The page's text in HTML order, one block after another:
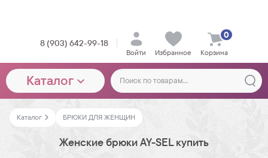
8 (903) 642-99-18
Войти Избранное Корзина
0
Каталог
Каталог БРЮКИ ДЛЯ ЖЕНЩИН
Женские брюки AY-SEL купить